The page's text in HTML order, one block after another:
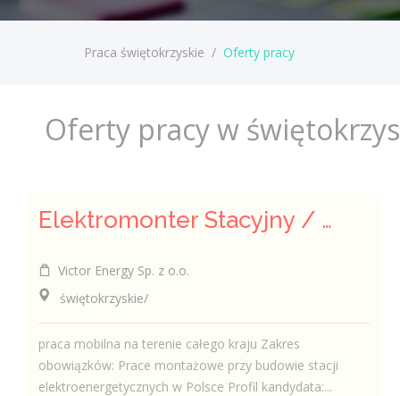
Praca świętokrzyskie / Oferty pracy
Oferty pracy w
Elektromonter Stacyjny / Elektromonterka Stacyjna (K/M)
Victor Energy Sp. z o.o.
świętokrzyskie/
praca mobilna na terenie całego kraju Zakres
obowiązków: Prace montażowe przy budowie stacji
elektroenergetycznych w Polsce Profil kandydata:...